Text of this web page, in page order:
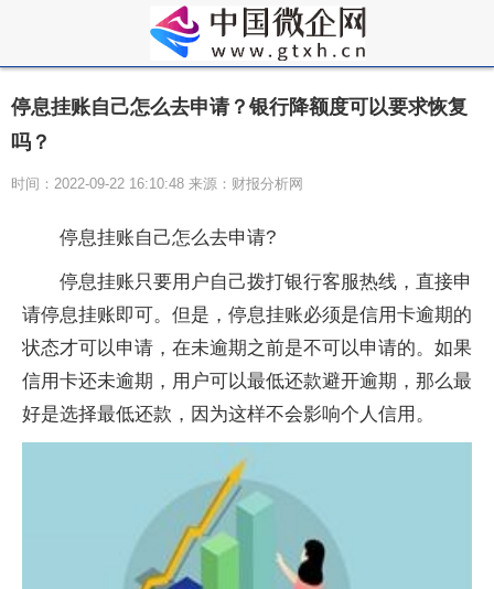
停息挂账自己怎么去申请？银行降额度可以要求恢复
吗？
时间：2022-09-22 16:10:48 来源：财报分析网
停息挂账自己怎么去申请?
停息挂账只要用户自己拨打银行客服热线，直接申
请停息挂账即可。但是，停息挂账必须是信用卡逾期的
状态才可以申请，在未逾期之前是不可以申请的。如果
信用卡还未逾期，用户可以最低还款避开逾期，那么最
好是选择最低还款，因为这样不会影响个人信用。